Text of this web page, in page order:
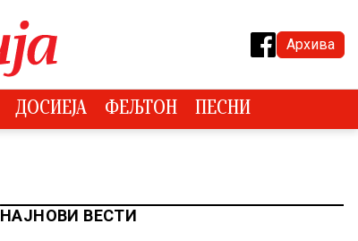
Архива
ДОСИЕЈА ФЕЉТОН ПЕСНИ
НАЈНОВИ ВЕСТИ